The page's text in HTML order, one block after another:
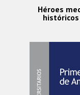
Héroes